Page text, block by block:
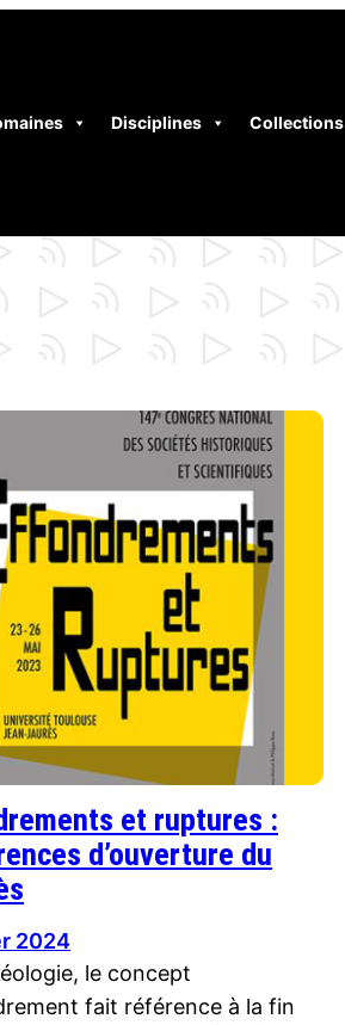
Disciplines Collections
et ruptures :
d’ouverture du
2024
le concept
fait référence à la fin